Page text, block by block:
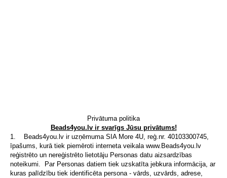
Privātuma politika
Beads4you.lv ir svarīgs Jūsu privātums!
1. Beads4you.lv ir uzņēmuma SIA More 4U, reģ.nr. 40103300745,
īpašums, kurā tiek piemēroti interneta veikala www.Beads4you.lv
reģistrēto un nereģistrēto lietotāju Personas datu aizsardzības
noteikumi. Par Personas datiem tiek uzskatīta jebkura informācija, ar
kuras palīdzību tiek identificēta persona - vārds, uzvārds, adrese,